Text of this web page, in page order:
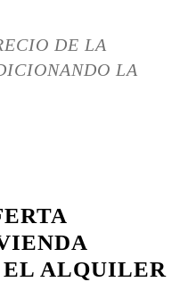
DE LA
LA
ALQUILER